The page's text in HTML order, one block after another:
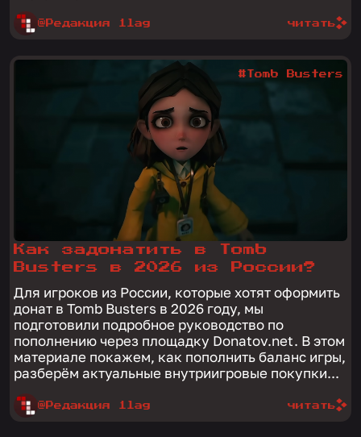
@Редакция 1lag читать
Как задонатить в Tomb
Busters в 2026 из России?
Для игроков из России, которые хотят оформить
донат в Tomb Busters в 2026 году, мы
подготовили подробное руководство по
пополнению через площадку Donatov.net. В этом
материале покажем, как пополнить баланс игры,
разберём актуальные внутриигровые покупки...
@Редакция 1lag
#Tomb Busters
читать